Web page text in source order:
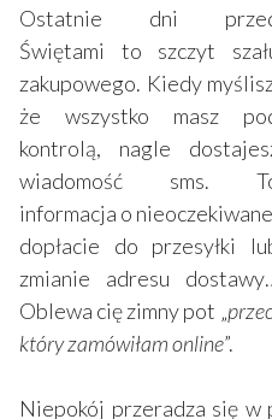
Ostatnie dni
Świętami to szczyt
zakupowego. Kiedy
że wszystko masz
kontrolą, nagle
wiadomość sms.
informacja o
dopłacie do przesyłki
zmianie adresu
Oblewa cię zimny pot „
który zamówiłam online”.
Niepokój przeradza się w